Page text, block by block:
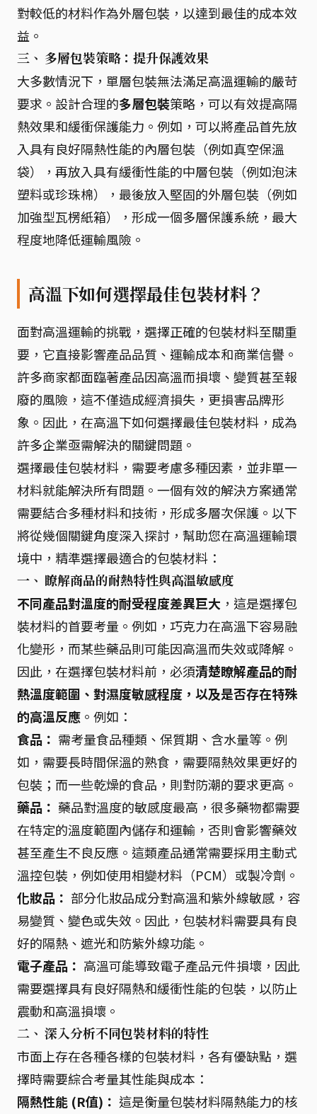
對較低的材料作為外層包裝，以達到最佳的成本效
益。
三、 多層包裝策略：提升保護效果
大多數情況下，單層包裝無法滿足高溫運輸的嚴苛
要求。設計合理的多層包裝策略，可以有效提高隔
熱效果和緩衝保護能力。例如，可以將產品首先放
入具有良好隔熱性能的內層包裝（例如真空保溫
袋），再放入具有緩衝性能的中層包裝（例如泡沫
塑料或珍珠棉），最後放入堅固的外層包裝（例如
加強型瓦楞紙箱），形成一個多層保護系統，最大
程度地降低運輸風險。
高溫下如何選擇最佳包裝材料？
面對高溫運輸的挑戰，選擇正確的包裝材料至關重
要，它直接影響產品品質、運輸成本和商業信譽。
許多商家都面臨著產品因高溫而損壞、變質甚至報
廢的風險，這不僅造成經濟損失，更損害品牌形
象。因此，在高溫下如何選擇最佳包裝材料，成為
許多企業亟需解決的關鍵問題。
選擇最佳包裝材料，需要考慮多種因素，並非單一
材料就能解決所有問題。一個有效的解決方案通常
需要結合多種材料和技術，形成多層次保護。以下
將從幾個關鍵角度深入探討，幫助您在高溫運輸環
境中，精準選擇最適合的包裝材料：
一、 瞭解商品的耐熱特性與高溫敏感度
不同產品對溫度的耐受程度差異巨大 ，這是選擇包
裝材料的首要考量。例如，巧克力在高溫下容易融
化變形，而某些藥品則可能因高溫而失效或降解。
因此，在選擇包裝材料前，必須清楚瞭解產品的耐
熱溫度範圍、對濕度敏感程度，以及是否存在特殊
的高溫反應 。例如：
食品： 需考量食品種類、保質期、含水量等。例
如，需要長時間保溫的熟食，需要隔熱效果更好的
包裝；而一些乾燥的食品，則對防潮的要求更高。
藥品： 藥品對溫度的敏感度最高，很多藥物都需要
在特定的溫度範圍內儲存和運輸，否則會影響藥效
甚至產生不良反應。這類產品通常需要採用主動式
溫控包裝，例如使用相變材料（PCM）或製冷劑。
化妝品： 部分化妝品成分對高溫和紫外線敏感，容
易變質、變色或失效。因此，包裝材料需要具有良
好的隔熱、遮光和防紫外線功能。
電子產品： 高溫可能導致電子產品元件損壞，因此
需要選擇具有良好隔熱和緩衝性能的包裝，以防止
震動和高溫損壞。
二、 深入分析不同包裝材料的特性
市面上存在各種各樣的包裝材料，各有優缺點，選
擇時需要綜合考量其性能與成本：
隔熱性能 (R值)： 這是衡量包裝材料隔熱能力的核